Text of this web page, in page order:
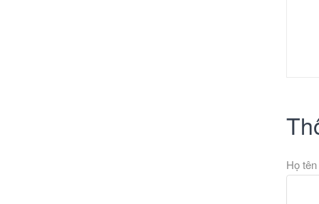
Họ tên